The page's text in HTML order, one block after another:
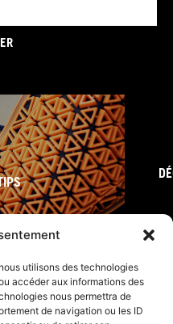
utilisons des technologies
accéder aux informations des
nous permettra de
de navigation ou les ID